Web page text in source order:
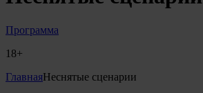
Программа
18+
ГлавнаяНеснятые сценарии